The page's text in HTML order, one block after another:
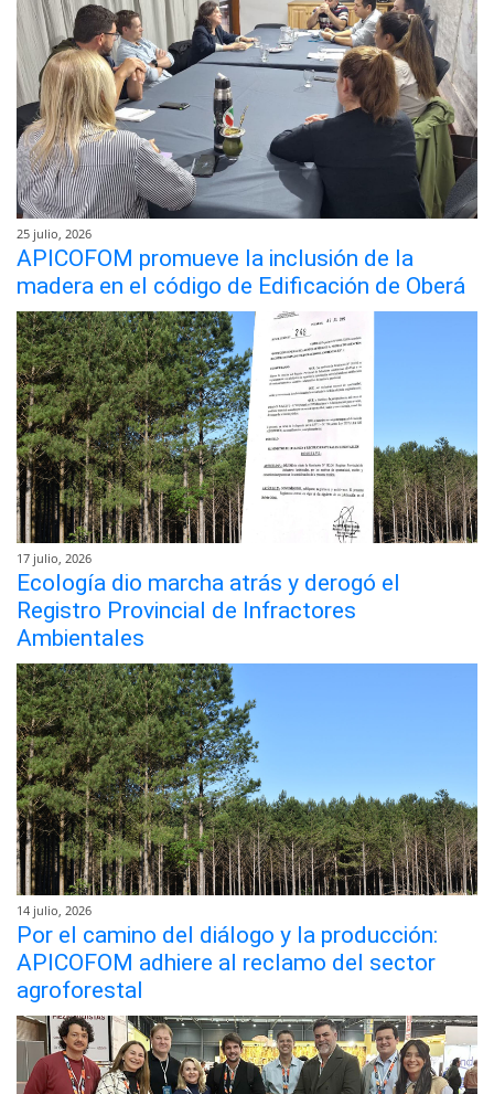
25 julio, 2026
APICOFOM promueve la inclusión de la
madera en el código de Edificación de Oberá
17 julio, 2026
Ecología dio marcha atrás y derogó el
Registro Provincial de Infractores
Ambientales
14 julio, 2026
Por el camino del diálogo y la producción:
APICOFOM adhiere al reclamo del sector
agroforestal